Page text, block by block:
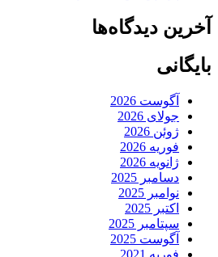
آخرین دیدگاه‌ها
بایگانی
آگوست 2026
جولای 2026
ژوئن 2026
فوریه 2026
ژانویه 2026
دسامبر 2025
نوامبر 2025
اکتبر 2025
سپتامبر 2025
آگوست 2025